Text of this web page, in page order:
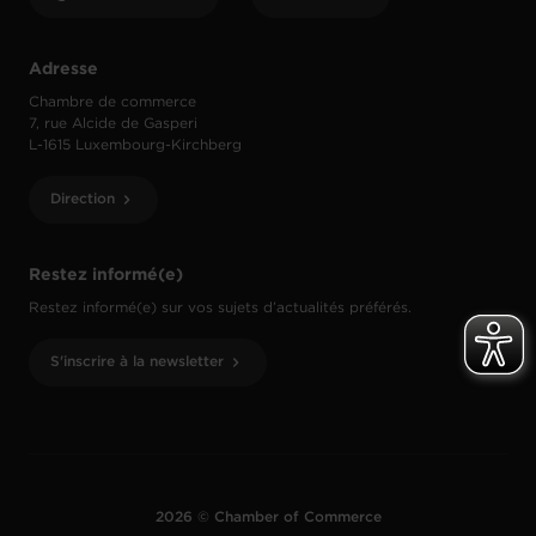
Restez informé(e)
Restez informé(e) sur vos sujets d’actualités préférés.
S'inscrire à la newsletter
Adresse
Chambre de commerce
7, rue Alcide de Gasperi
L-1615 Luxembourg-Kirchberg
Direction
2026 © Chamber of Commerce